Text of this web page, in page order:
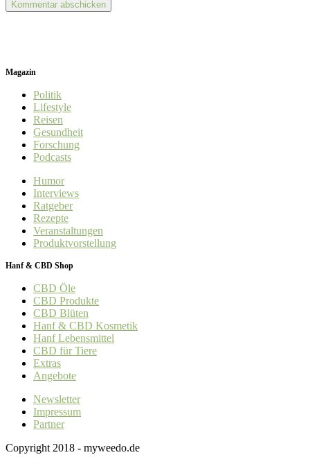
Magazin
Politik
Lifestyle
Reisen
Gesundheit
Forschung
Podcasts
Humor
Interviews
Ratgeber
Rezepte
Veranstaltungen
Produktvorstellung
Hanf & CBD Shop
CBD Öle
CBD Produkte
CBD Blüten
Hanf & CBD Kosmetik
Hanf Lebensmittel
CBD für Tiere
Extras
Angebote
Newsletter
Impressum
Partner
Copyright 2018 - myweedo.de